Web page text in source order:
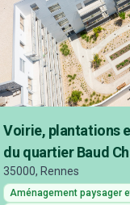
Voirie, plantations
du quartier Baud
35000, Rennes
Aménagement paysager